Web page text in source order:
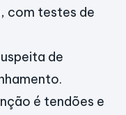
com testes de
de
é tendões e